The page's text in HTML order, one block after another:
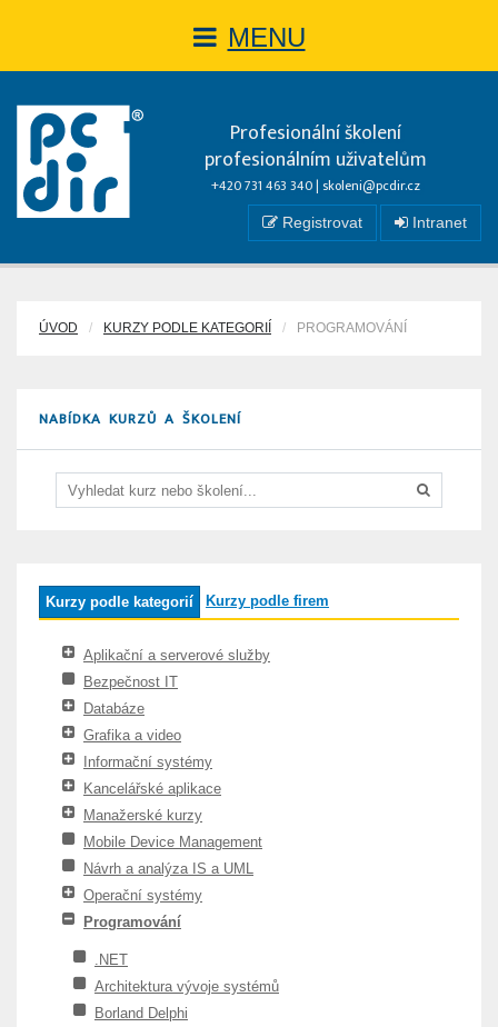
MENU
Profesionální školení
profesionálním uživatelům
+420 731 463 340 | skoleni@pcdir.cz
Registrovat Intranet
ÚVOD KURZY PODLE KATEGORIÍ PROGRAMOVÁNÍ
NABÍDKA KURZŮ A ŠKOLENÍ
Kurzy podle kategorií Kurzy podle firem
Aplikační a serverové služby
Bezpečnost IT
Databáze
Grafika a video
Informační systémy
Kancelářské aplikace
Manažerské kurzy
Mobile Device Management
Návrh a analýza IS a UML
Operační systémy
Programování
.NET
Architektura vývoje systémů
Borland Delphi